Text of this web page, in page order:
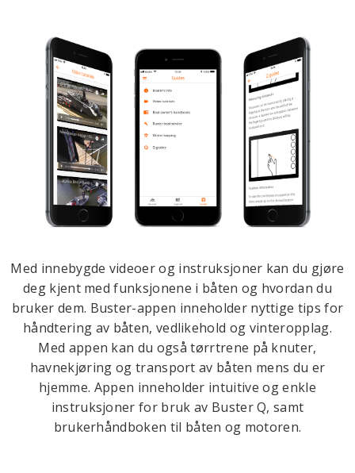
Med innebygde videoer og instruksjoner kan du gjøre
deg kjent med funksjonene i båten og hvordan du
bruker dem. Buster-appen inneholder nyttige tips for
håndtering av båten, vedlikehold og vinteropplag.
Med appen kan du også tørrtrene på knuter,
havnekjøring og transport av båten mens du er
hjemme. Appen inneholder intuitive og enkle
instruksjoner for bruk av Buster Q, samt
brukerhåndboken til båten og motoren.